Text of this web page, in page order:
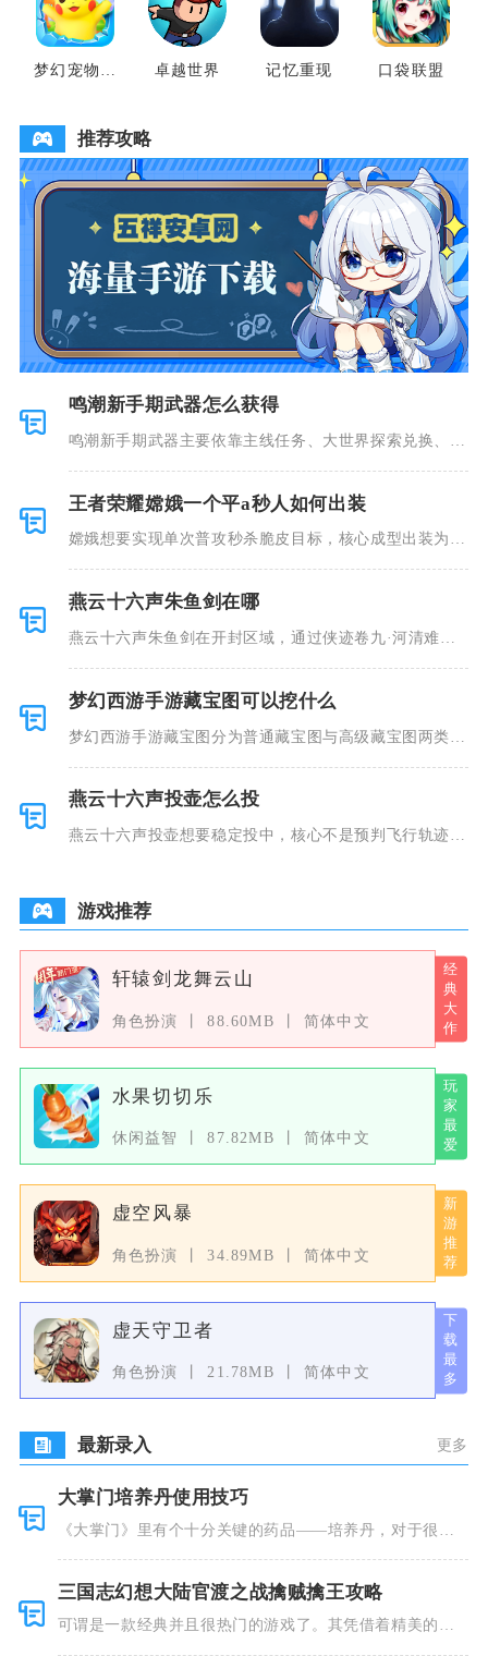
梦幻宠物联
卓越世界 记忆重现 口袋联盟
推荐攻略
鸣潮新手期武器怎么获得
鸣潮新手期武器主要依靠主线任务、大世界探索兑换、锻
王者荣耀嫦娥一个平a秒人如何出装
嫦娥想要实现单次普攻秒杀脆皮目标，核心成型出装为秘
燕云十六声朱鱼剑在哪
燕云十六声朱鱼剑在开封区域，通过侠迹卷九·河清难俟
梦幻西游手游藏宝图可以挖什么
梦幻西游手游藏宝图分为普通藏宝图与高级藏宝图两类，
燕云十六声投壶怎么投
燕云十六声投壶想要稳定投中，核心不是预判飞行轨迹，
游戏推荐
轩辕剑龙舞云山
角色扮演 88.60MB 简体中文
水果切切乐
休闲益智 87.82MB 简体中文
虚空风暴
角色扮演 34.89MB 简体中文
虚天守卫者
角色扮演 21.78MB 简体中文
最新录入 更多
大掌门培养丹使用技巧
《大掌门》里有个十分关键的药品——培养丹，对于很多
三国志幻想大陆官渡之战擒贼擒王攻略
可谓是一款经典并且很热门的游戏了。其凭借着精美的画